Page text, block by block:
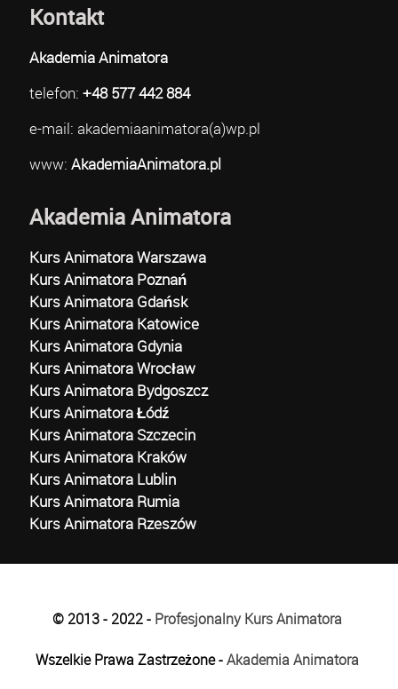
Kontakt
Akademia Animatora
telefon: +48 577 442 884
e-mail: akademiaanimatora(a)wp.pl
www: AkademiaAnimatora.pl
Akademia Animatora
Kurs Animatora Warszawa
Kurs Animatora Poznań
Kurs Animatora Gdańsk
Kurs Animatora Katowice
Kurs Animatora Gdynia
Kurs Animatora Wrocław
Kurs Animatora Bydgoszcz
Kurs Animatora Łódź
Kurs Animatora Szczecin
Kurs Animatora Kraków
Kurs Animatora Lublin
Kurs Animatora Rumia
Kurs Animatora Rzeszów
© 2013 - 2022 - Profesjonalny Kurs Animatora
Wszelkie Prawa Zastrzeżone -Akademia Animatora